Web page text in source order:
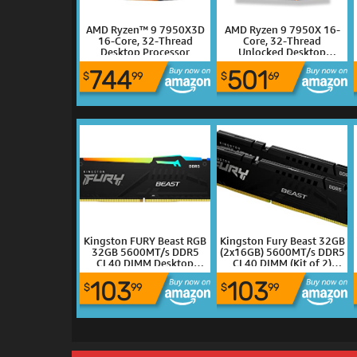
AMD Ryzen™ 9 7950X3D
16-Core, 32-Thread
Desktop Processor
$74499
AMD Ryzen 9 7950X 16-
Core, 32-Thread
Unlocked Desktop
Processor
$50169
Kingston FURY Beast RGB
32GB 5600MT/s DDR5
CL40 DIMM Desktop
Memory (Kit of 2) | Intel
XMP 3.0 | Infrared Sync
Technology |
Overclocking Stability |
KF556C40BBAK2-32
$10399
Kingston Fury Beast 32GB
(2x16GB) 5600MT/s DDR5
CL40 DIMM (Kit of 2)
Desktop Memory
KF556C40BBK2-32
$10399